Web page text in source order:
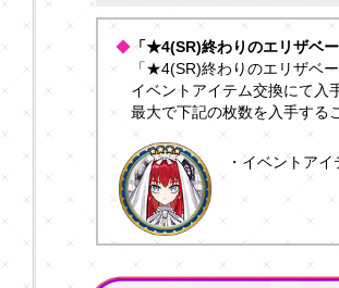
◆「★4(SR)終わりのエリザベ
「★4(SR)終わりのエリザベ
イベントアイテム交換にて入
最大で下記の枚数を入手する
・イベントア